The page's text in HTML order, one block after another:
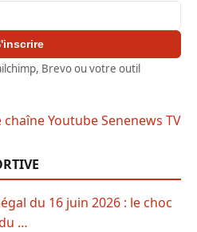
Brevo ou votre outil
du 16 juin 2026 : le choc
…